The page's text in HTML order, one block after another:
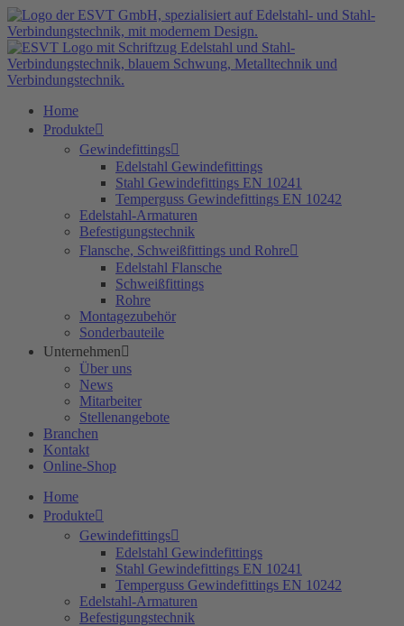
Zum
Inhalt
springen
Home
Produkte
Gewindefittings
Edelstahl Gewindefittings
Stahl Gewindefittings EN 10241
Temperguss Gewindefittings EN 10242
Edelstahl-Armaturen
Befestigungstechnik
Flansche, Schweißfittings und Rohre
Edelstahl Flansche
Schweißfittings
Rohre
Montagezubehör
Sonderbauteile
Unternehmen
Über uns
News
Mitarbeiter
Stellenangebote
Branchen
Kontakt
Online-Shop
Home
Produkte
Gewindefittings
Edelstahl Gewindefittings
Stahl Gewindefittings EN 10241
Temperguss Gewindefittings EN 10242
Edelstahl-Armaturen
Befestigungstechnik